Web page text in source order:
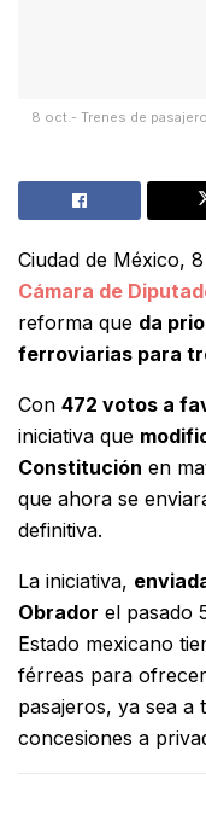
8 oct.- Trenes de
Ciudad de México,
Cámara de
reforma que da
ferroviarias para
Con 472 votos a
iniciativa que
Constitución en
que ahora se
definitiva.
La iniciativa,
Obrador el pasado
Estado mexicano
férreas para
pasajeros, ya sea a
concesiones a